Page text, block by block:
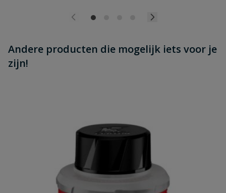
Andere producten die mogelijk iets voor je
zijn!